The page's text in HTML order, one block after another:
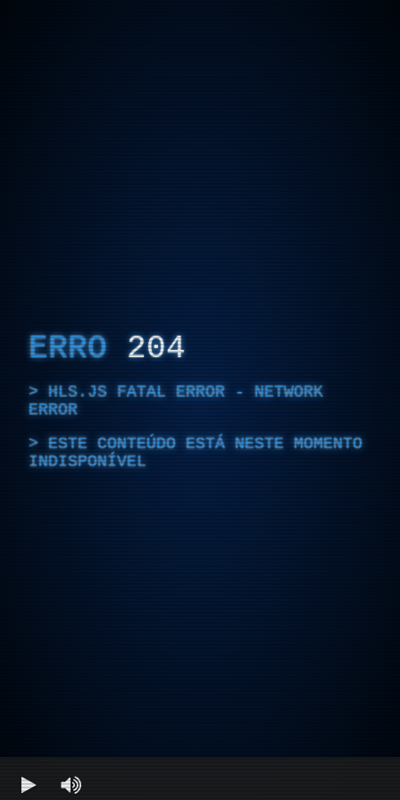
ERRO 204
HLS.JS FATAL ERROR - NETWORK
ERROR
ESTE CONTEÚDO ESTÁ NESTE MOMENTO
INDISPONÍVEL